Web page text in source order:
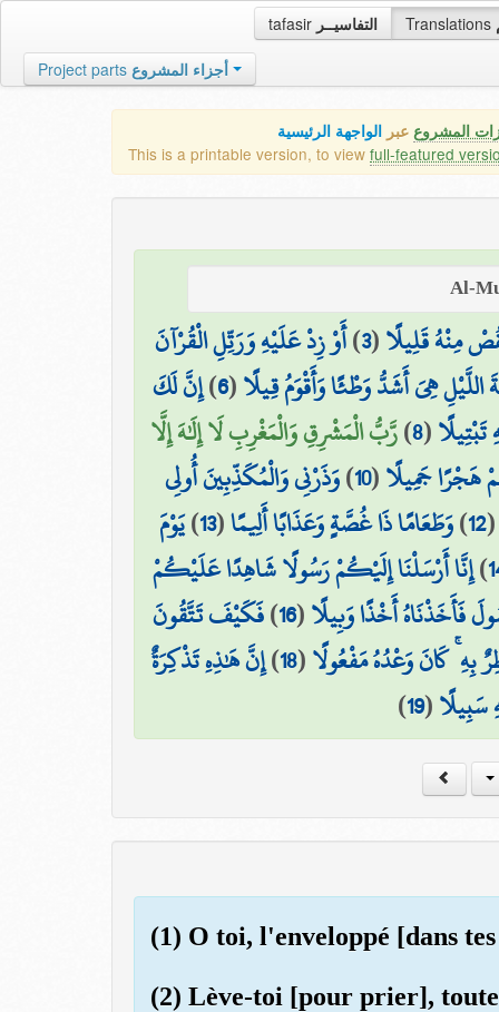
tafasir التفاسيــر Translations
Project parts أجزاء المشروع
المشروع عبر الواجهة الرئيسية
This is a printable version, to view full-featured
مِنْهُ قَلِيلًا(
3
)أَوْ زِدْ عَلَيْهِ وَرَتِّلِ الْقُرْآنَ
اللَّيْلِ هِيَ أَشَدُّ وَطْئًا وَأَقْوَمُ قِيلًا(
6
)إِنَّ لَكَ
(
8
)رَّبُّ الْمَشْرِقِ وَالْمَغْرِبِ لَا إِلَٰهَ إِلَّا
هَجْرًا جَمِيلًا(
10
)وَذَرْنِي وَالْمُكَذِّبِينَ أُولِي
12
)وَطَعَامًا ذَا غُصَّةٍ وَعَذَابًا أَلِيمًا(
13
)يَوْمَ
)إِنَّا أَرْسَلْنَا إِلَيْكُمْ رَسُولًا شَاهِدًا عَلَيْكُمْ
فَأَخَذْنَاهُ أَخْذًا وَبِيلًا(
16
)فَكَيْفَ تَتَّقُونَ
بِهِ ۚ كَانَ وَعْدُهُ مَفْعُولًا(
18
)إِنَّ هَٰذِهِ تَذْكِرَةٌ
سَبِيلًا(
19
)
(1) O toi, l'enveloppé [dans
(2) Lève-toi [pour prier],